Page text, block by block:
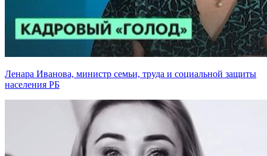
Ленара Иванова, министр семьи, труда и социальной защиты
населения РБ